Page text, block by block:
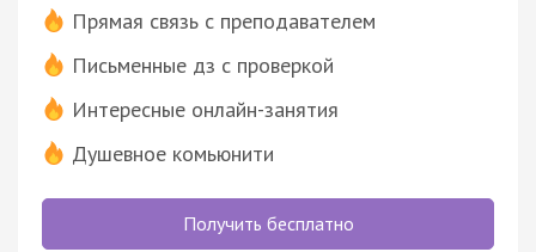
Прямая связь с преподавателем
Письменные дз с проверкой
Интересные онлайн-занятия
Душевное комьюнити
Получить бесплатно